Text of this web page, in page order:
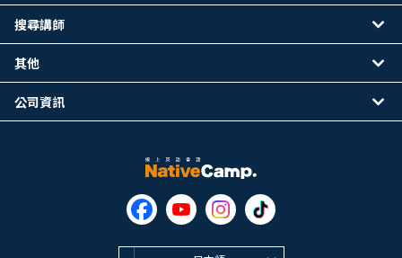
搜尋講師
其他
公司資訊